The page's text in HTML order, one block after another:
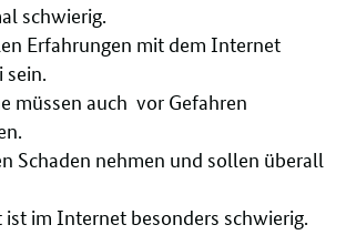
schwierig.
Erfahrungen mit dem Internet
sein.
müssen auch vor Gefahren
Schaden nehmen und sollen überall
ist im Internet besonders schwierig.